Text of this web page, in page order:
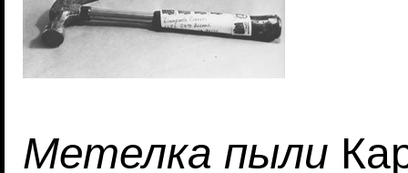
Метелка пыли